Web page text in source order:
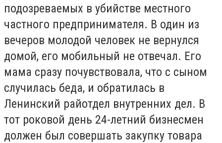
подозреваемых в убийстве местного
частного предпринимателя. В один из
вечеров молодой человек не вернулся
домой, его мобильный не отвечал. Его
мама сразу почувствовала, что с сыном
случилась беда, и обратилась в
Ленинский райотдел внутренних дел. В
тот роковой день 24-летний бизнесмен
должен был совершать закупку товара